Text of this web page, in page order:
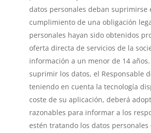
datos personales deban suprimirse
cumplimiento de una obligación
personales hayan sido obtenidos
oferta directa de servicios de la
información a un menor de 14
suprimir los datos, el Responsable
teniendo en cuenta la tecnología
coste de su aplicación, deberá
razonables para informar a los
estén tratando los datos